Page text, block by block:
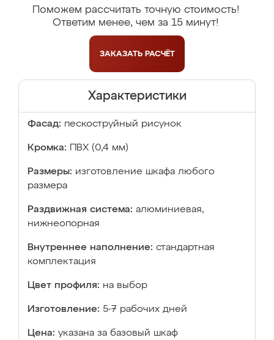
Поможем рассчитать точную стоимость!
Ответим менее, чем за 15 минут!
ЗАКАЗАТЬ РАСЧЁТ
Характеристики
Фасад: пескоструйный рисунок
Кромка: ПВХ (0,4 мм)
Размеры: изготовление шкафа любого
размера
Раздвижная система: алюминиевая,
нижнеопорная
Внутреннее наполнение: стандартная
комплектация
Цвет профиля: на выбор
Изготовление: 5-7 рабочих дней
Цена: указана за базовый шкаф